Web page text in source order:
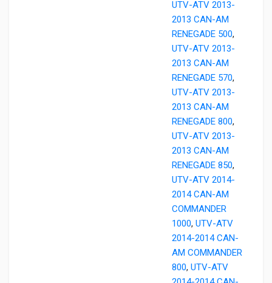
UTV-ATV 2013-
2013 CAN-AM
RENEGADE 500,
UTV-ATV 2013-
2013 CAN-AM
RENEGADE 570,
UTV-ATV 2013-
2013 CAN-AM
RENEGADE 800,
UTV-ATV 2013-
2013 CAN-AM
RENEGADE 850,
UTV-ATV 2014-
2014 CAN-AM
COMMANDER
1000, UTV-ATV
2014-2014 CAN-
AM COMMANDER
800, UTV-ATV